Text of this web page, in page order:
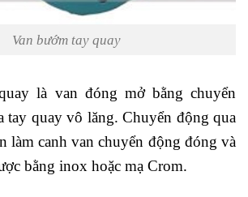
Van bướm tay quay
là van đóng mở bằng chuyển
tay quay vô lăng. Chuyển động qua
làm canh van chuyển động đóng và
bằng inox hoặc mạ Crom.